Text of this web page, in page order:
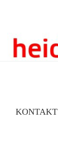
KONTAKT